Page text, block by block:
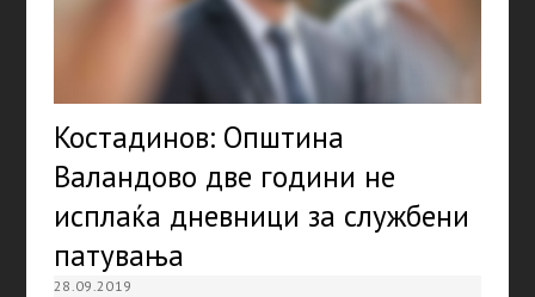
Костадинов: Општина
Валандово две години не
исплаќа дневници за службени
патувања
28.09.2019